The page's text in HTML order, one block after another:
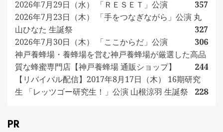
2026年7月29日（水） 「ＲＥＳＥＴ」公演
357
2026年7月23日（木） 「手をつなぎながら」公演 丸
山ひなた 生誕祭
327
2026年7月30日（木） 「ここからだ」公演
306
神戸養蜂場・養蜂場を営む神戸養蜂場が厳選した高品
質な蜂蜜専門店【神戸養蜂場 通販ショップ】
244
【リバイバル配信】2017年8月17日（木） 16期研究
生 「レッツゴー研究生！」公演 山根涼羽 生誕祭
228
PR